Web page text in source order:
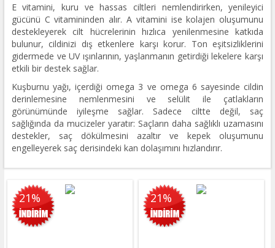
E vitamini, kuru ve hassas ciltleri nemlendirirken, yenileyici
gücünü C vitamininden alır. A vitamini ise kolajen oluşumunu
destekleyerek cilt hücrelerinin hızlıca yenilenmesine katkıda
bulunur, cildinizi dış etkenlere karşı korur. Ton eşitsizliklerini
gidermede ve UV ışınlarının, yaşlanmanın getirdiği lekelere karşı
etkili bir destek sağlar.
Kuşburnu yağı, içerdiği omega 3 ve omega 6 sayesinde cildin
derinlemesine nemlenmesini ve selülit ile çatlakların
görünümünde iyileşme sağlar. Sadece ciltte değil, saç
sağlığında da mucizeler yaratır: Saçların daha sağlıklı uzamasını
destekler, saç dökülmesini azaltır ve kepek oluşumunu
engelleyerek saç derisindeki kan dolaşımını hızlandırır.
21% 21%